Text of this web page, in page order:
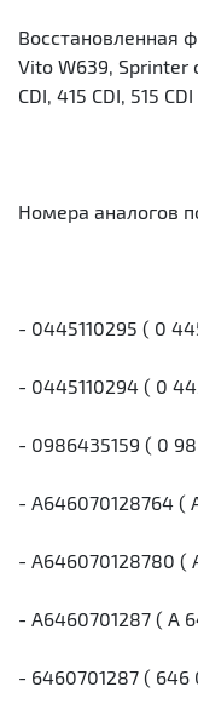
Восстановленная
Vito W639, Sprinter
CDI, 415 CDI, 515 CDI
Номера аналогов
- 0445110295 ( 0
- 0445110294 ( 0
- 0986435159 ( 0
- A646070128764 (
- A646070128780 (
- A6460701287 ( A
- 6460701287 ( 646